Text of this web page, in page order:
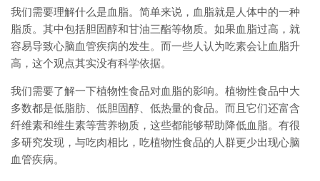
我们需要理解什么是血脂。简单来说，血脂就是人体中的一种
脂质。其中包括胆固醇和甘油三酯等物质。如果血脂过高，就
容易导致心脑血管疾病的发生。而一些人认为吃素会让血脂升
高，这个观点其实没有科学依据。
我们需要了解一下植物性食品对血脂的影响。植物性食品中大
多数都是低脂肪、低胆固醇、低热量的食品。而且它们还富含
纤维素和维生素等营养物质，这些都能够帮助降低血脂。有很
多研究发现，与吃肉相比，吃植物性食品的人群更少出现心脑
血管疾病。